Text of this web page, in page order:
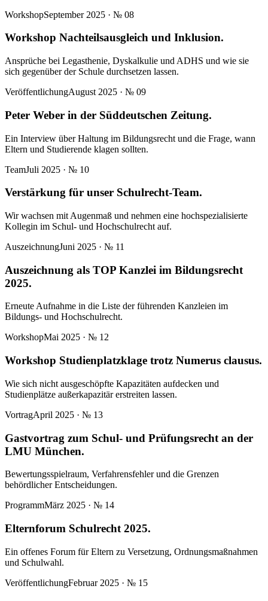
WorkshopSeptember 2025 · № 08
Workshop Nachteilsausgleich und Inklusion.
Ansprüche bei Legasthenie, Dyskalkulie und ADHS und wie sie
sich gegenüber der Schule durchsetzen lassen.
VeröffentlichungAugust 2025 · № 09
Peter Weber in der Süddeutschen Zeitung.
Ein Interview über Haltung im Bildungsrecht und die Frage, wann
Eltern und Studierende klagen sollten.
TeamJuli 2025 · № 10
Verstärkung für unser Schulrecht-Team.
Wir wachsen mit Augenmaß und nehmen eine hochspezialisierte
Kollegin im Schul- und Hochschulrecht auf.
AuszeichnungJuni 2025 · № 11
Auszeichnung als TOP Kanzlei im Bildungsrecht
2025.
Erneute Aufnahme in die Liste der führenden Kanzleien im
Bildungs- und Hochschulrecht.
WorkshopMai 2025 · № 12
Workshop Studienplatzklage trotz Numerus clausus.
Wie sich nicht ausgeschöpfte Kapazitäten aufdecken und
Studienplätze außerkapazitär erstreiten lassen.
VortragApril 2025 · № 13
Gastvortrag zum Schul- und Prüfungsrecht an der
LMU München.
Bewertungsspielraum, Verfahrensfehler und die Grenzen
behördlicher Entscheidungen.
ProgrammMärz 2025 · № 14
Elternforum Schulrecht 2025.
Ein offenes Forum für Eltern zu Versetzung, Ordnungsmaßnahmen
und Schulwahl.
VeröffentlichungFebruar 2025 · № 15